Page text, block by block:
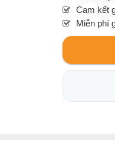
Cam kết
Miễn phí